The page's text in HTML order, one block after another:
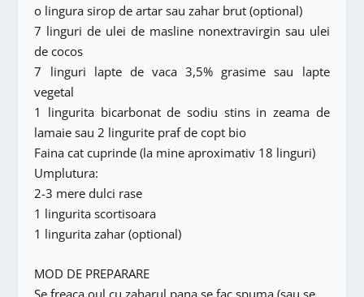
o lingura sirop de artar sau zahar brut (optional)
7 linguri de ulei de masline nonextravirgin sau ulei
de cocos
7 linguri lapte de vaca 3,5% grasime sau lapte
vegetal
1 lingurita bicarbonat de sodiu stins in zeama de
lamaie sau 2 lingurite praf de copt bio
Faina cat cuprinde (la mine aproximativ 18 linguri)
Umplutura:
2-3 mere dulci rase
1 lingurita scortisoara
1 lingurita zahar (optional)
MOD DE PREPARARE